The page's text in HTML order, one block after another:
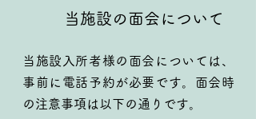
当施設の面会について
当施設入所者様の面会については、
事前に電話予約が必要です。面会時
の注意事項は以下の通りです。